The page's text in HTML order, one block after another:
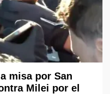
misa por San
Milei por el